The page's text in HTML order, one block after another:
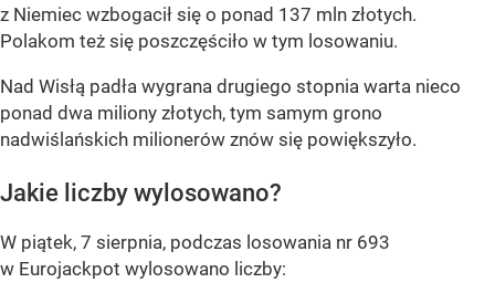
z Niemiec wzbogacił się o ponad 137 mln złotych.
Polakom też się poszczęściło w tym losowaniu.
Nad Wisłą padła wygrana drugiego stopnia warta nieco
ponad dwa miliony złotych, tym samym grono
nadwiślańskich milionerów znów się powiększyło.
Jakie liczby wylosowano?
W piątek, 7 sierpnia, podczas losowania nr 693
w Eurojackpot wylosowano liczby: